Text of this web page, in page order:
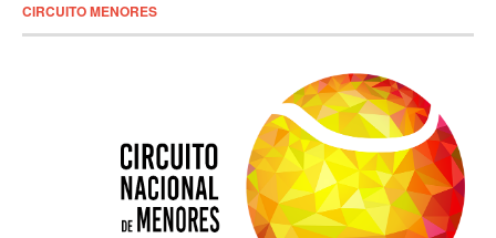
CIRCUITO MENORES